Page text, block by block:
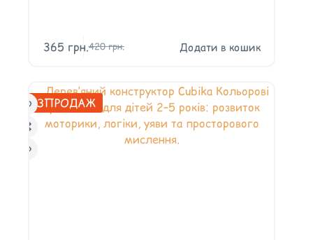
420грн.
365 грн. Додати в кошик
РОЗПРОДАЖ